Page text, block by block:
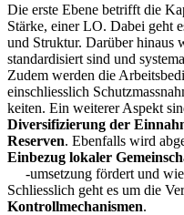
Die erste Ebene betrifft die
Stärke, einer LO. Dabei geht
und Struktur. Darüber hinaus
standardisiert sind und
Zudem werden die
einschliesslich
keiten. Ein weiterer Aspekt
Diversifizierung der
Reserven. Ebenfalls wird
Einbezug lokaler
-umsetzung fördert und
Schliesslich geht es um die
Kontrollmechanismen.